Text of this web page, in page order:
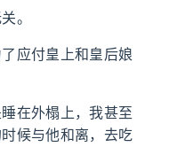
。
应付皇上和皇后娘
在外榻上，我甚至
候与他和离，去吃